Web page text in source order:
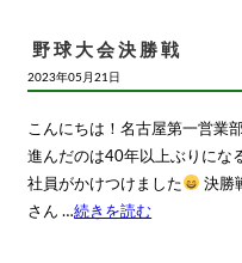
野球大会決勝戦
2023年05月21日
こんにちは！名古屋第一営業
進んだのは40年以上ぶりにな
社員がかけつけました
決勝
さん …続きを読む